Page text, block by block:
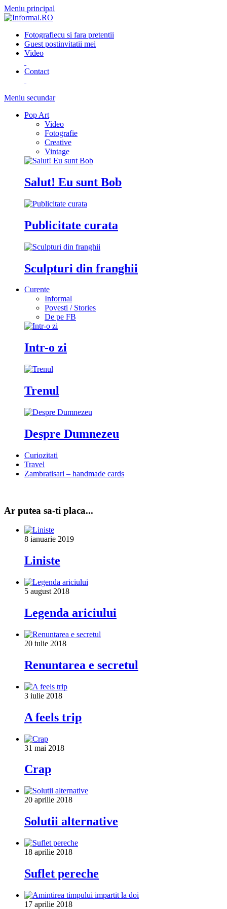
Meniu principal
Fotografiecu si fara pretentii
Guest postinvitatii mei
Video
Contact
Meniu secundar
Pop Art
Video
Fotografie
Creative
Vintage
Salut! Eu sunt Bob
Publicitate curata
Sculpturi din franghii
Curente
Informal
Povesti / Stories
De pe FB
Intr-o zi
Trenul
Despre Dumnezeu
Curiozitati
Travel
Zambratisari – handmade cards
Ar putea sa-ti placa...
8 ianuarie 2019
Liniste
5 august 2018
Legenda ariciului
20 iulie 2018
Renuntarea e secretul
3 iulie 2018
A feels trip
31 mai 2018
Crap
20 aprilie 2018
Solutii alternative
18 aprilie 2018
Suflet pereche
17 aprilie 2018